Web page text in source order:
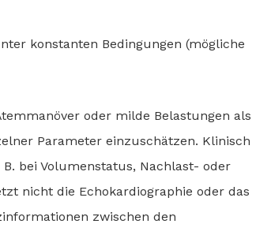
konstanten Bedingungen (mögliche
oder milde Belastungen als
Parameter einzuschätzen. Klinisch
bei Volumenstatus, Nachlast- oder
nicht die Echokardiographie oder das
zwischen den